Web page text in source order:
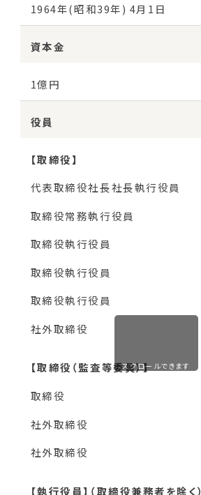
1964年(昭和39年) 4月1日
資本金
1億円
役員
【取締役】
代表取締役社長社長執行役員
取締役常務執行役員
取締役執行役員
取締役執行役員
取締役執行役員
社外取締役
【取締役（監査等委員）】
取締役
社外取締役
社外取締役
【執⾏役員】（取締役兼務者を除く）
スクロールできます